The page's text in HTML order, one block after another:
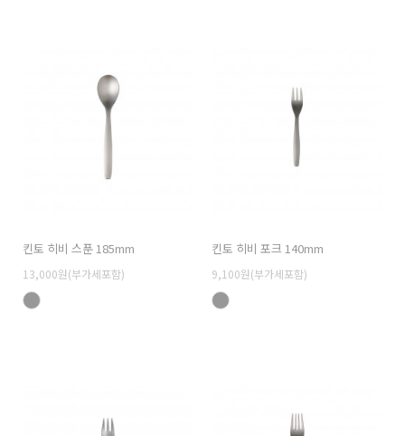
킨토 히비 스푼 185mm
13,000원(부가세포함)
킨토 히비 포크 140mm
9,100원(부가세포함)